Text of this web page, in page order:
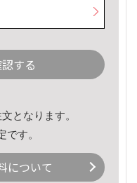
する
となります。
です。
について